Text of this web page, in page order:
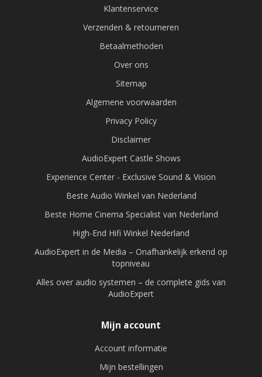
Klantenservice
Verzenden & retourneren
Betaalmethoden
Over ons
Sitemap
Algemene voorwaarden
Privacy Policy
Disclaimer
AudioExpert Castle Shows
Experience Center - Exclusive Sound & Vision
Beste Audio Winkel van Nederland
Beste Home Cinema Specialist van Nederland
High-End Hifi Winkel Nederland
AudioExpert in de Media – Onafhankelijk erkend op
topniveau
Alles over audio systemen – de complete gids van
AudioExpert
Mijn account
Account informatie
Mijn bestellingen